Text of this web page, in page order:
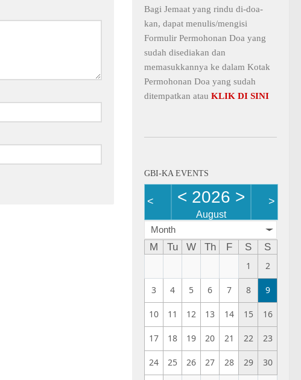
Bagi Jemaat yang rindu di-doa-
kan, dapat menulis/mengisi
Formulir Permohonan Doa yang
sudah disediakan dan
memasukkannya ke dalam Kotak
Permohonan Doa yang sudah
ditempatkan atau KLIK DI SINI
GBI-KA EVENTS
< < 2026 >
August
>
Month
M Tu W Th F S
S
1
2
3 4 5 6 7 8 9
10 11 12 13 14 15 16
17 18 19 20 21 22 23
24 25 26 27 28 29 30